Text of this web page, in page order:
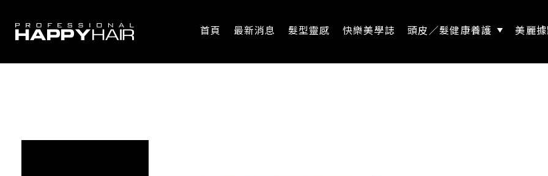
首頁 最新消息 髮型靈感 快樂美學誌 頭皮／髮健康養護 美麗